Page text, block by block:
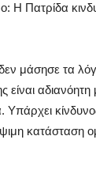
Η Πατρίδα
μάσησε τα
Υπάρχει
κατάσταση